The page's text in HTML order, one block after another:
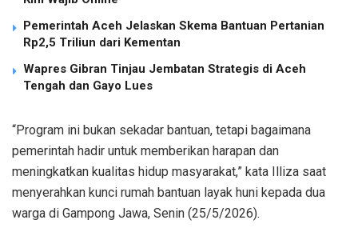
Pemerintah Aceh Jelaskan Skema Bantuan Pertanian
Rp2,5 Triliun dari Kementan
Wapres Gibran Tinjau Jembatan Strategis di Aceh
Tengah dan Gayo Lues
“Program ini bukan sekadar bantuan, tetapi bagaimana
pemerintah hadir untuk memberikan harapan dan
meningkatkan kualitas hidup masyarakat,” kata Illiza saat
menyerahkan kunci rumah bantuan layak huni kepada dua
warga di Gampong Jawa, Senin (25/5/2026).